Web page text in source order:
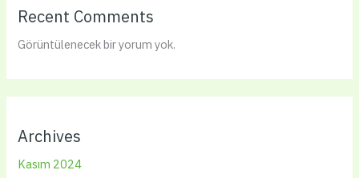
Recent Comments
Görüntülenecek bir yorum yok.
Archives
Kasım 2024